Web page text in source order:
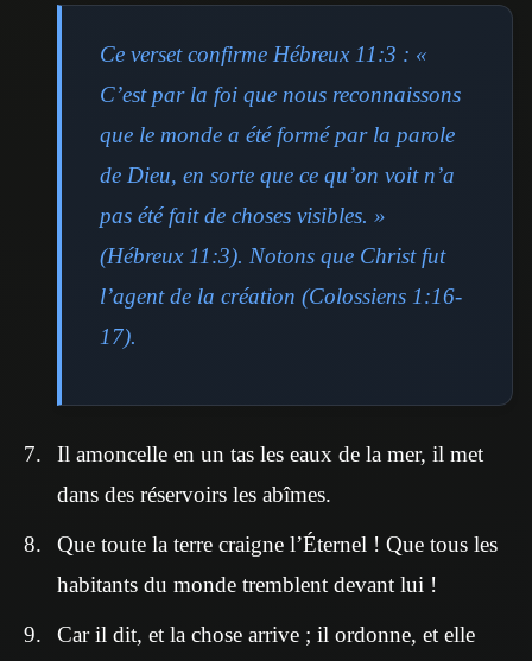
Ce verset confirme Hébreux 11:3 : «
C’est par la foi que nous reconnaissons
que le monde a été formé par la parole
de Dieu, en sorte que ce qu’on voit n’a
pas été fait de choses visibles. »
(Hébreux 11:3). Notons que Christ fut
l’agent de la création (Colossiens 1:16-
17).
Il amoncelle en un tas les eaux de la mer, il met
dans des réservoirs les abîmes.
Que toute la terre craigne l’Éternel ! Que tous les
habitants du monde tremblent devant lui !
Car il dit, et la chose arrive ; il ordonne, et elle